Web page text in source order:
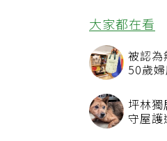
大家都在看
被認為
50歲
坪林
守屋